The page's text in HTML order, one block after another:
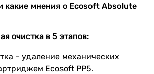
какие мнения о Ecosoft Absolute
очистка в 5 этапов:
– удаление механических
Ecosoft PP5.